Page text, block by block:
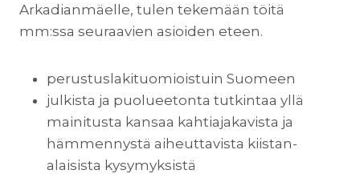
Arkadianmäelle, tulen tekemään töitä
mm:ssa seuraavien asioiden eteen.
perustuslakituomioistuin Suomeen
julkista ja puolueetonta tutkintaa yllä
mainitusta kansaa kahtiajakavista ja
hämmennystä aiheuttavista kiistan-
alaisista kysymyksistä